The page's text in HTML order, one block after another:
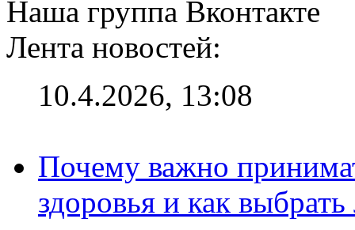
Наша группа Вконтакте
Лента новостей:
10.4.2026, 13:08
Почему важно
здоровья и как